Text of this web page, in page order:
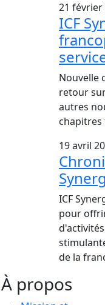
21 février
ICF
Nouvelle
retour
autres
chapitres
19 avril
ICF
pour
de la
À propos